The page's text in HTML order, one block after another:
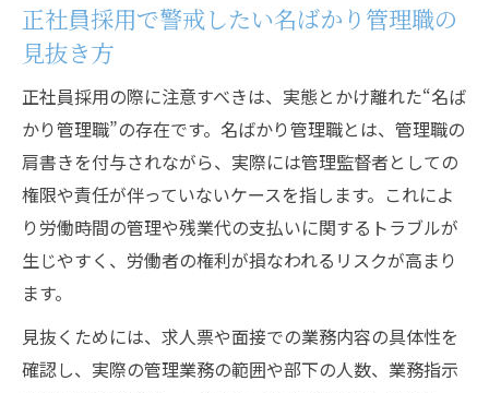
正社員採用で警戒したい名ばかり管理職の
見抜き方
正社員採用の際に注意すべきは、実態とかけ離れた“名ば
かり管理職”の存在です。名ばかり管理職とは、管理職の
肩書きを付与されながら、実際には管理監督者としての
権限や責任が伴っていないケースを指します。これによ
り労働時間の管理や残業代の支払いに関するトラブルが
生じやすく、労働者の権利が損なわれるリスクが高まり
ます。
見抜くためには、求人票や面接での業務内容の具体性を
確認し、実際の管理業務の範囲や部下の人数、業務指示